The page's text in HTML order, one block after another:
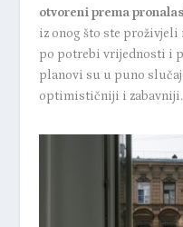
otvoreni prema
iz onog što ste
po potrebi vrijednosti i
planovi su u puno
optimističniji i zabavniji.